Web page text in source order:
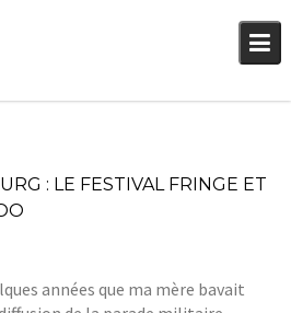
: LE FESTIVAL FRINGE ET
années que ma mère bavait